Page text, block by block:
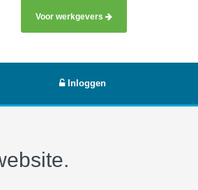
Voor werkgevers
Inloggen